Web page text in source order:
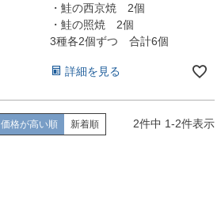
・鮭の西京焼 2個
・鮭の照焼 2個
3種各2個ずつ 合計6個
詳細を見る
価格が高い順 新着順 2件中 1-2件表示